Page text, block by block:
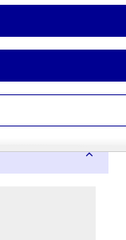
Tout déplier